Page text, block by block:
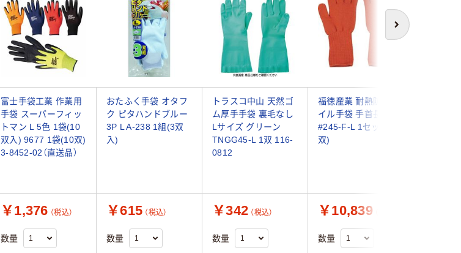
次へ
富士手袋工業 作業用
手袋 スーパーフィッ
トマン L 5色 1袋(10
双入) 9677 1袋(10双)
3-8452-02（直送品）
おたふく手袋 オタフ
ク ピタハンドブルー
3P L A-238 1組(3双
入)
トラスコ中山 天然ゴ
ム厚手手袋 裏毛なし
Lサイズ グリーン
TNGG45-L 1双 116-
0812
福徳産業 耐熱防炎パ
イル手袋 手首長
#245-F-L 1セット(3
双)
￥1,376 （税込）
数量
￥615 （税込）
数量
￥342 （税込）
数量
￥10,839
数量